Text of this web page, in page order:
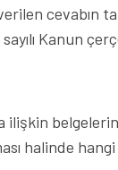
cevabın
Kanun
ilişkin
halinde